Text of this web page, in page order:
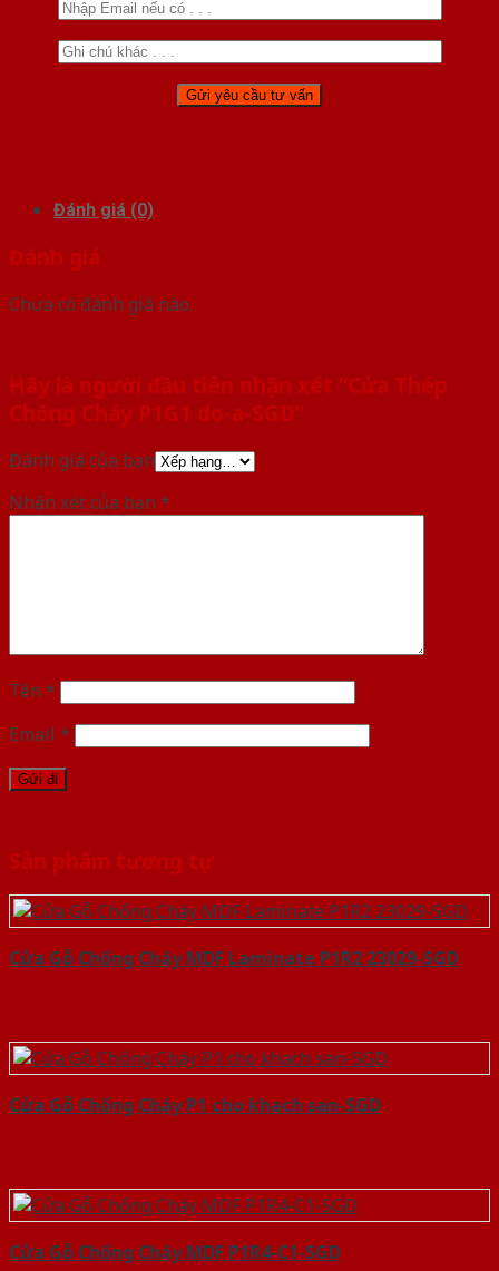
Đánh giá (0)
Đánh giá
Chưa có đánh giá nào.
Hãy là người đầu tiên nhận xét “Cửa Thép
Chống Cháy P1G1 do-a-SGD”
Đánh giá của bạn
Nhận xét của bạn *
Tên *
Email *
Sản phẩm tương tự
Cửa Gỗ Chống Cháy MDF Laminate P1R2 23029-SGD
Cửa Gỗ Chống Cháy P1 cho khach san-SGD
Cửa Gỗ Chống Cháy MDF P1R4-C1-SGD